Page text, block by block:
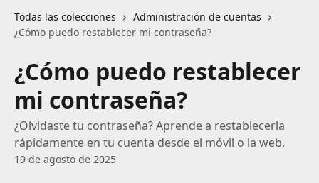
Todas las colecciones
Administración de cuentas
¿Cómo puedo restablecer mi contraseña?
¿Cómo puedo restablecer
mi contraseña?
¿Olvidaste tu contraseña? Aprende a restablecerla
rápidamente en tu cuenta desde el móvil o la web.
19 de agosto de 2025